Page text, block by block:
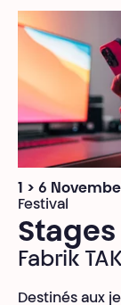
1 > 6
Festival
Fabrik
Destinés aux